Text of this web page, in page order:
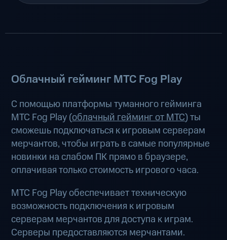
Облачный гейминг МТС Fog Play
С помощью платформы туманного гейминга
МТС Fog Play (облачный гейминг от МТС) ты
сможешь подключаться к игровым серверам
мерчантов, чтобы играть в самые популярные
новинки на слабом ПК прямо в браузере,
оплачивая только стоимость игрового часа.
МТС Fog Play обеспечивает техническую
возможность подключения к игровым
серверам мерчантов для доступа к играм.
Серверы предоставляются мерчантами.